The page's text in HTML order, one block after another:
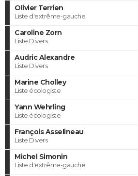
Olivier Terrien
Liste d'extrême-gauche
Caroline Zorn
Liste Divers
Audric Alexandre
Liste Divers
Marine Cholley
Liste écologiste
Yann Wehrling
Liste écologiste
François Asselineau
Liste Divers
Michel Simonin
Liste d'extrême-gauche